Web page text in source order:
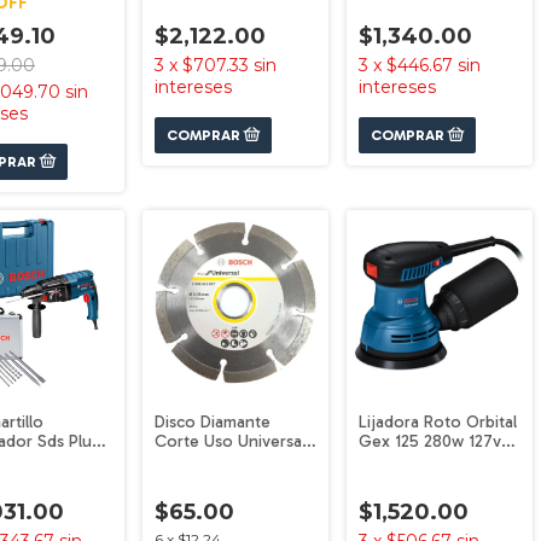
180-LI
sin
$2,122.00
3 x $707.33 sin
intereses
$1,340.00
3 x $446.67 sin
intereses
Sds Plus
Disco Diamante
Corte Uso Universal
$65.00
Lijadora Roto Orbital
Gex 125 280w 127v
$1,520.00